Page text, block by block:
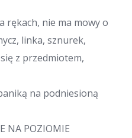
rękach, nie ma mowy o
linka, sznurek,
z przedmiotem,
na podniesioną
NA POZIOMIE